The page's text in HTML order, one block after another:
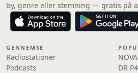
by, genre eller stemning — gratis på
GENNEMSE
Radiostationer
Podcasts
NOVA
DR